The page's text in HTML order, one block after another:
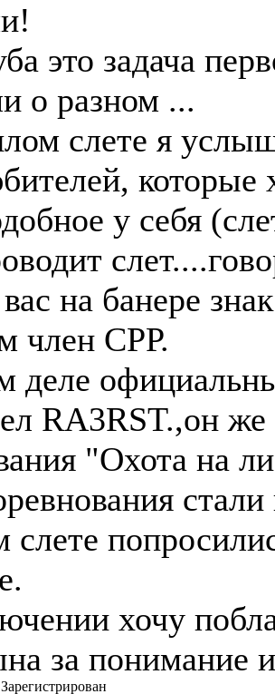
это задача
о разном ...
слете я
которые
у себя
на банере
член СРР.
деле
RA3RST.,он же
"Охота на
хочу
за понимание
Зарегистрирован